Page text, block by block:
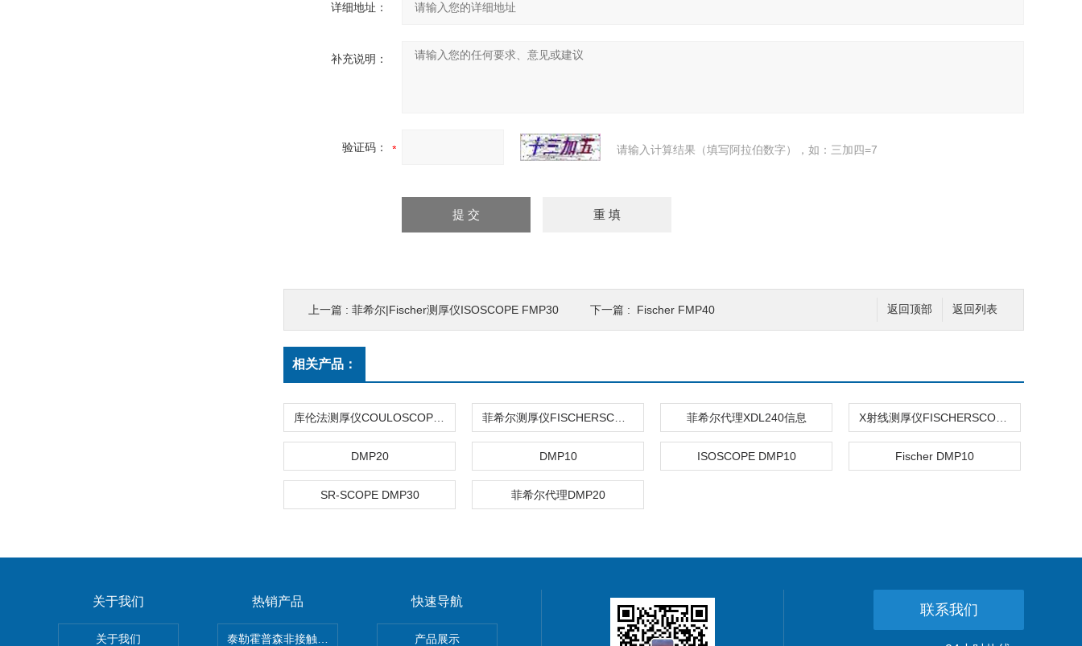
详细地址：
补充说明：
验证码： 请输入计算结果（填写阿拉伯数字），如：三加四=7
返回列表
返回顶部
上一篇 : 菲希尔|Fischer测厚仪ISOSCOPE FMP30 下一篇 : Fischer FMP40
相关产品：
菲希尔代理XDL240信息
DMP20 DMP10 ISOSCOPE DMP10 Fischer DMP10
SR-SCOPE DMP30 菲希尔代理DMP20
关于我们
关于我们
热销产品
泰勒霍普森非接触式轮廓仪LUPHOScan 850 HD
快速导航
产品展示
联系我们